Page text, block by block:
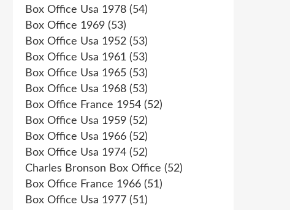
Box Office Usa 1978 (54)
Box Office 1969 (53)
Box Office Usa 1952 (53)
Box Office Usa 1961 (53)
Box Office Usa 1965 (53)
Box Office Usa 1968 (53)
Box Office France 1954 (52)
Box Office Usa 1959 (52)
Box Office Usa 1966 (52)
Box Office Usa 1974 (52)
Charles Bronson Box Office (52)
Box Office France 1966 (51)
Box Office Usa 1977 (51)